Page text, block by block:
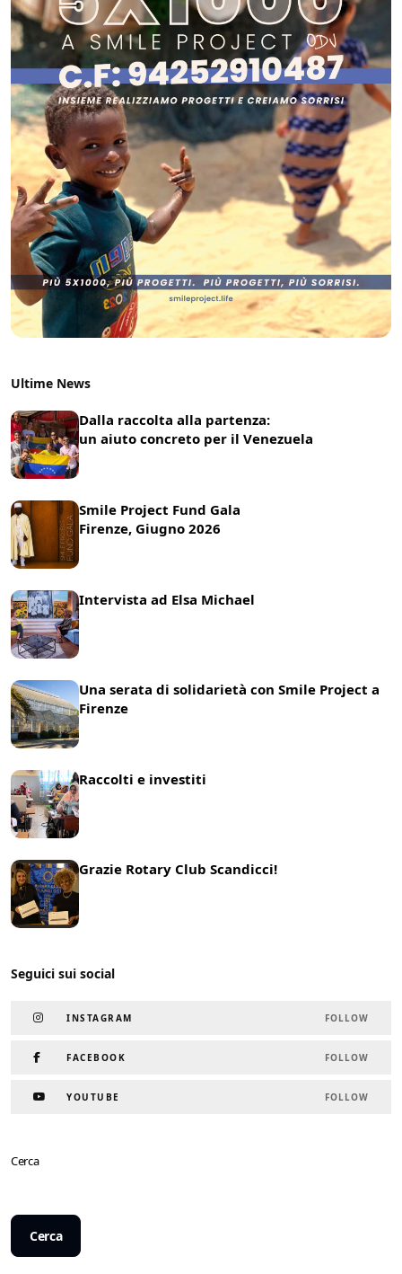
Ultime News
Dalla raccolta alla partenza:
un aiuto concreto per il Venezuela
Smile Project Fund Gala
Firenze, Giugno 2026
Intervista ad Elsa Michael
Una serata di solidarietà con Smile Project a
Firenze
Raccolti e investiti
Grazie Rotary Club Scandicci!
Seguici sui social
INSTAGRAM FOLLOW
FACEBOOK FOLLOW
YOUTUBE FOLLOW
Cerca
Cerca